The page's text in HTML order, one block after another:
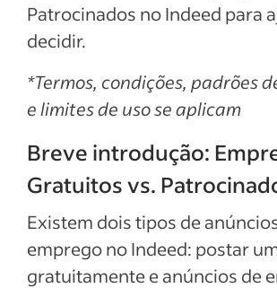
Patrocinados no Indeed para
decidir.
*Termos, condições, padrões
e limites de uso se aplicam
Breve introdução:
Gratuitos vs.
Existem dois tipos de
emprego no Indeed: postar
gratuitamente e anúncios de